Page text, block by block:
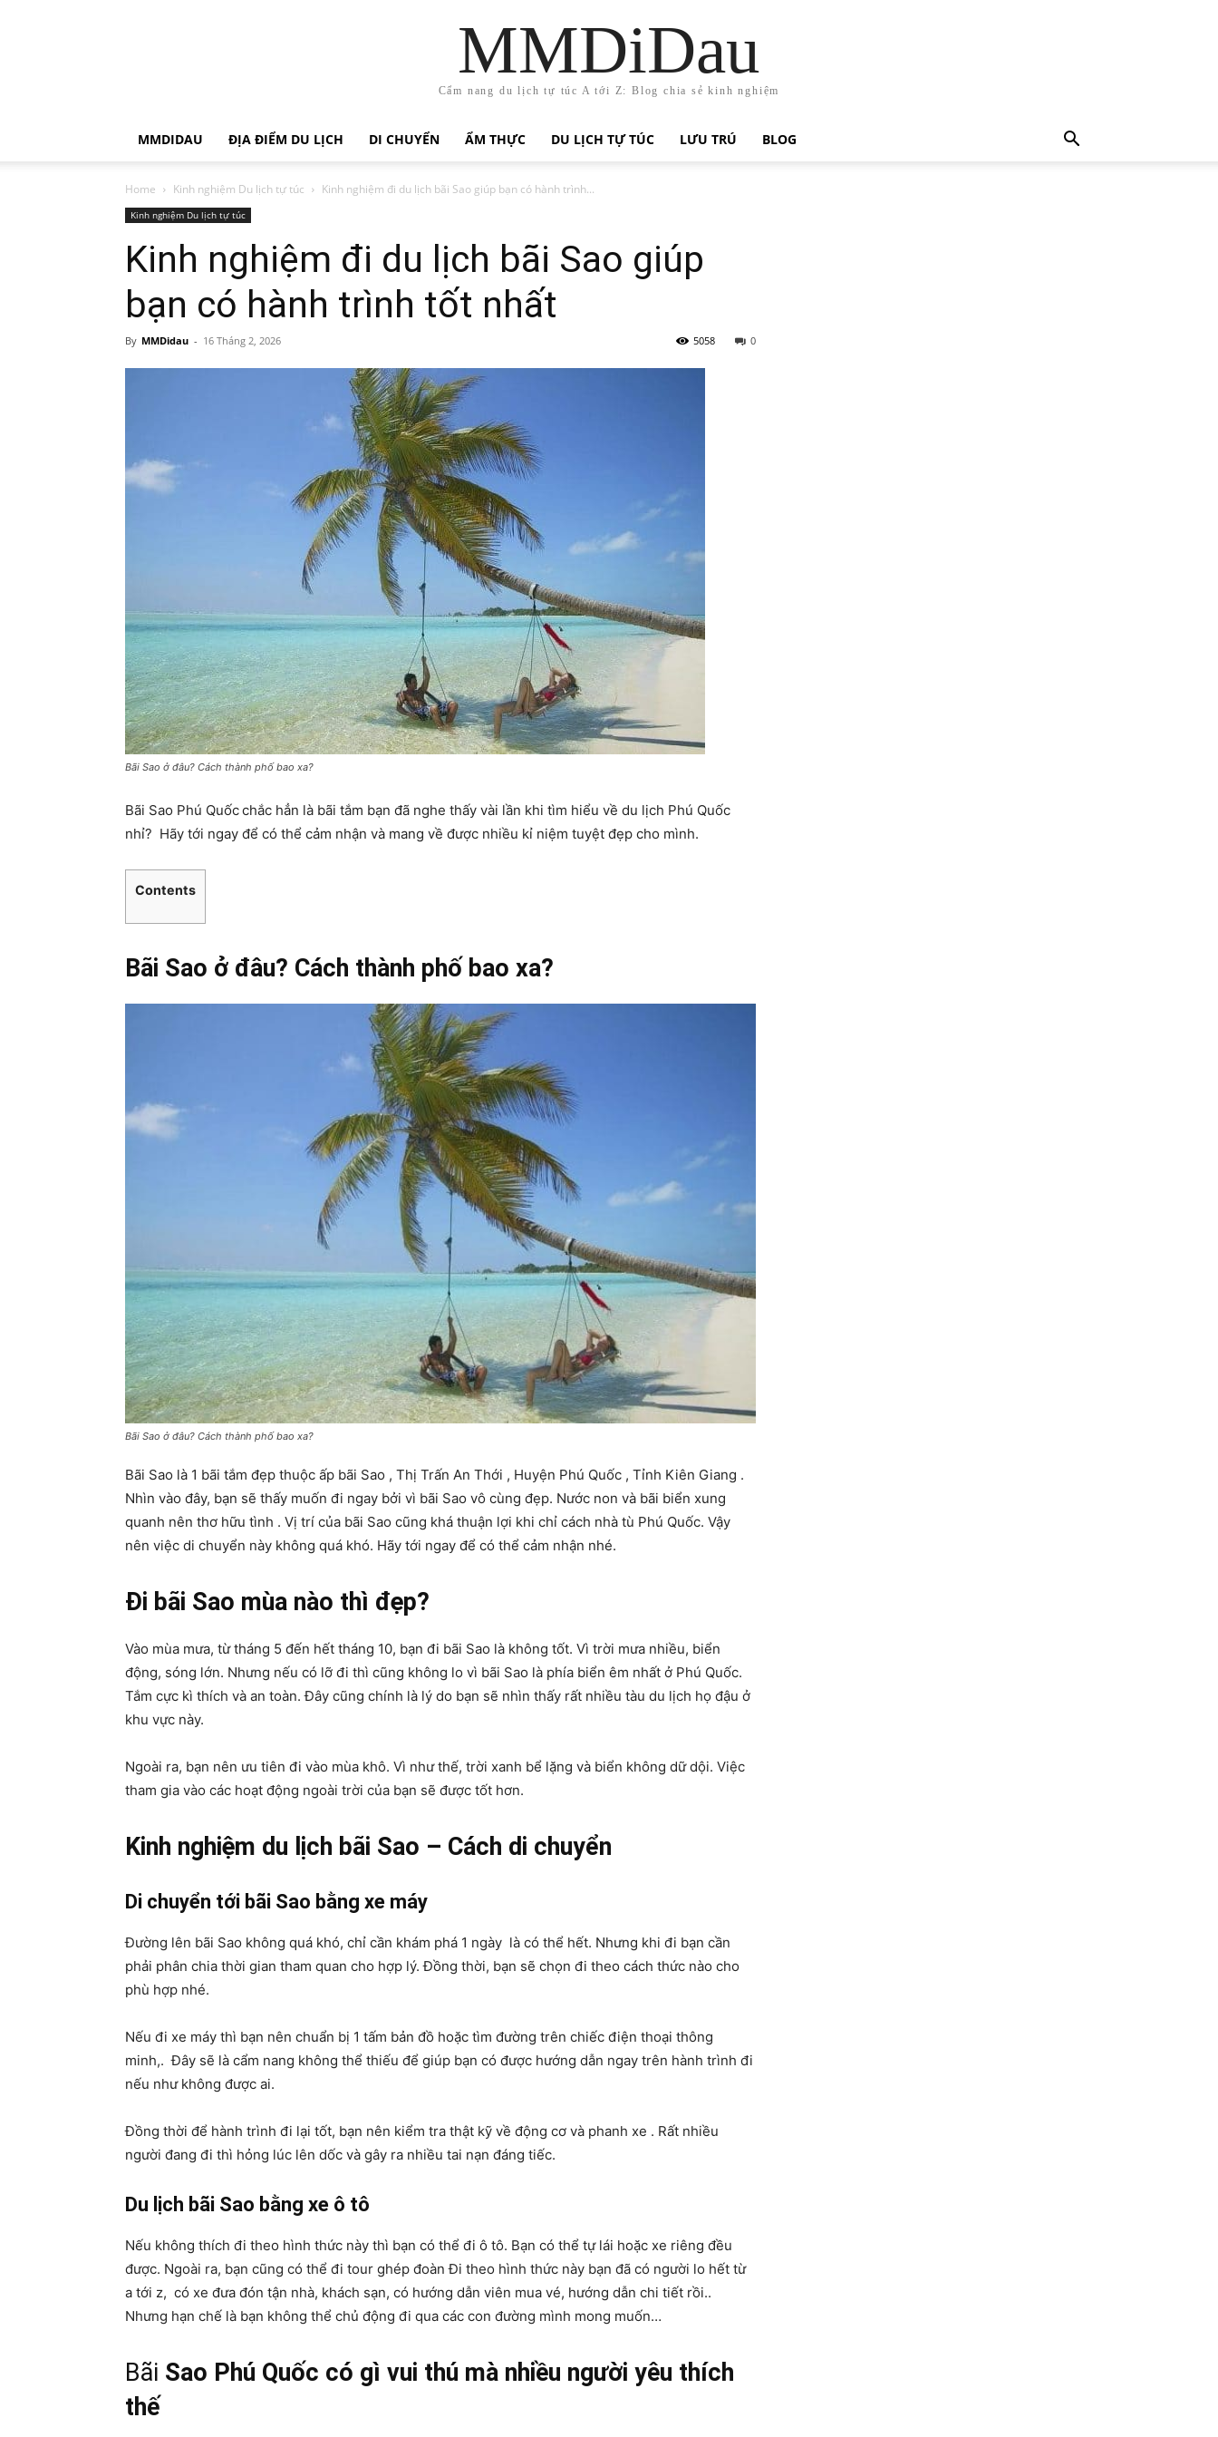
MMDiDau
Cẩm nang du lịch tự túc A tới Z: Blog chia sẻ kinh nghiệm
MMDIDAU ĐỊA ĐIỂM DU LỊCH DI CHUYỂN ẨM THỰC DU LỊCH TỰ TÚC LƯU TRÚ BLOG
Home Kinh nghiệm Du lịch tự túc Kinh nghiệm đi du lịch bãi Sao giúp bạn có hành trình...
Kinh nghiệm Du lịch tự túc
Kinh nghiệm đi du lịch bãi Sao giúp
bạn có hành trình tốt nhất
By MMDidau - 16 Tháng 2, 2026 0
5058
Bãi Sao ở đâu? Cách thành phố bao xa?
Bãi Sao Phú Quốcchắc hẳn là bãi tắm bạn đã nghe thấy vài lần khi tìm hiểu về du lịch Phú Quốc
nhỉ? Hãy tới ngay để có thể cảm nhận và mang về được nhiều kỉ niệm tuyệt đẹp cho mình.
Contents
Bãi Sao ở đâu? Cách thành phố bao xa?
Bãi Sao ở đâu? Cách thành phố bao xa?
Bãi Sao là 1 bãi tắm đẹp thuộc ấp bãi Sao , Thị Trấn An Thới , Huyện Phú Quốc , Tỉnh Kiên Giang .
Nhìn vào đây, bạn sẽ thấy muốn đi ngay bởi vì bãi Sao vô cùng đẹp. Nước non và bãi biển xung
quanh nên thơ hữu tình . Vị trí của bãi Sao cũng khá thuận lợi khi chỉ cách nhà tù Phú Quốc. Vậy
nên việc di chuyển này không quá khó. Hãy tới ngay để có thể cảm nhận nhé.
Đi bãi Sao mùa nào thì đẹp?
Vào mùa mưa, từ tháng 5 đến hết tháng 10, bạn đi bãi Sao là không tốt. Vì trời mưa nhiều, biển
động, sóng lớn. Nhưng nếu có lỡ đi thì cũng không lo vì bãi Sao là phía biển êm nhất ở Phú Quốc.
Tắm cực kì thích và an toàn. Đây cũng chính là lý do bạn sẽ nhìn thấy rất nhiều tàu du lịch họ đậu ở
khu vực này.
Ngoài ra, bạn nên ưu tiên đi vào mùa khô. Vì như thế, trời xanh bể lặng và biển không dữ dội. Việc
tham gia vào các hoạt động ngoài trời của bạn sẽ được tốt hơn.
Kinh nghiệm du lịch bãi Sao – Cách di chuyển
Di chuyển tới bãi Sao bằng xe máy
Đường lên bãi Sao không quá khó, chỉ cần khám phá 1 ngày là có thể hết. Nhưng khi đi bạn cần
phải phân chia thời gian tham quan cho hợp lý. Đồng thời, bạn sẽ chọn đi theo cách thức nào cho
phù hợp nhé.
Nếu đi xe máy thì bạn nên chuẩn bị 1 tấm bản đồ hoặc tìm đường trên chiếc điện thoại thông
minh,. Đây sẽ là cẩm nang không thể thiếu để giúp bạn có được hướng dẫn ngay trên hành trình đi
nếu như không được ai.
Đồng thời để hành trình đi lại tốt, bạn nên kiểm tra thật kỹ về động cơ và phanh xe . Rất nhiều
người đang đi thì hỏng lúc lên dốc và gây ra nhiều tai nạn đáng tiếc.
Du lịch bãi Sao bằng xe ô tô
Nếu không thích đi theo hình thức này thì bạn có thể đi ô tô. Bạn có thể tự lái hoặc xe riêng đều
được. Ngoài ra, bạn cũng có thể đi tour ghép đoàn Đi theo hình thức này bạn đã có người lo hết từ
a tới z, có xe đưa đón tận nhà, khách sạn, có hướng dẫn viên mua vé, hướng dẫn chi tiết rồi..
Nhưng hạn chế là bạn không thể chủ động đi qua các con đường mình mong muốn…
Bãi Sao Phú Quốc có gì vui thú mà nhiều người yêu thích
thế